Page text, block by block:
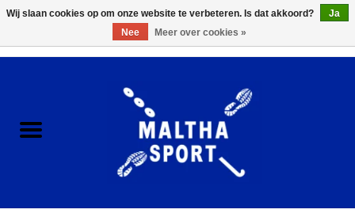
ACCESSOIRES/HARDWARE
KLEDING
Wij slaan cookies op om onze website te verbeteren. Is dat akkoord?
Ja
Nee
Meer over cookies »